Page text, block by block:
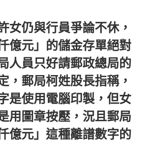
女仍與行員爭論不休，
億元」的儲金存單絕對
人員只好請郵政總局的
，郵局柯姓股長指稱，
是使用電腦印製，但女
用圖章按壓，況且郵局
億元」這種離譜數字的